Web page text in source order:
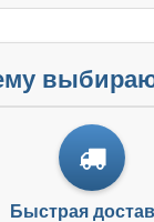
Быстрая